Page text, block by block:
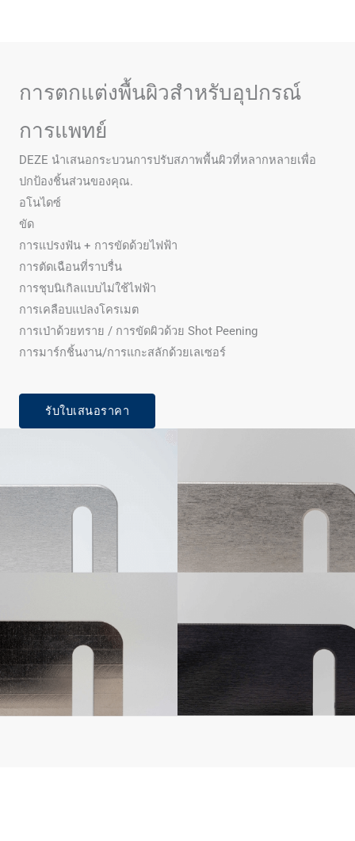
การตกแต่งพื้นผิวสำหรับอุปกรณ์
การแพทย์
DEZE นำเสนอกระบวนการปรับสภาพพื้นผิวที่หลากหลายเพื่อ
ปกป้องชิ้นส่วนของคุณ.
อโนไดซ์
ขัด
การแปรงฟัน + การขัดด้วยไฟฟ้า
การตัดเฉือนที่ราบรื่น
การชุบนิเกิลแบบไม่ใช้ไฟฟ้า
การเคลือบแปลงโครเมต
การเป่าด้วยทราย / การขัดผิวด้วย Shot Peening
การมาร์กชิ้นงาน/การแกะสลักด้วยเลเซอร์
รับใบเสนอราคา